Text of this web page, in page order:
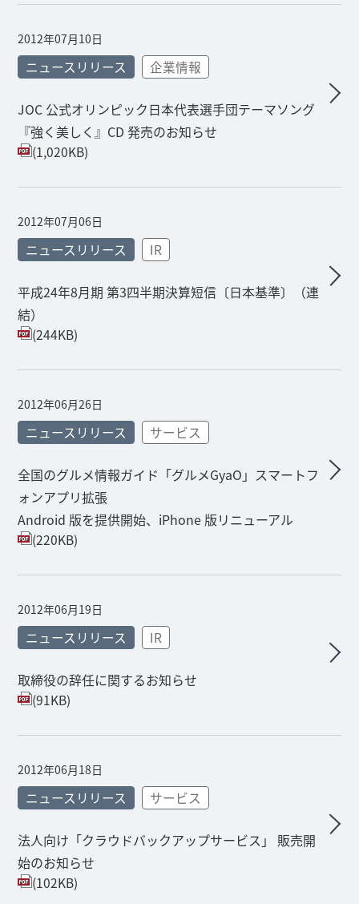
2012年07月10日
ニュースリリース 企業情報
JOC 公式オリンピック日本代表選手団テーマソング
『強く美しく』CD 発売のお知らせ
(1,020KB)
2012年07月06日
ニュースリリース IR
平成24年8月期 第3四半期決算短信〔日本基準〕（連
結）
(244KB)
2012年06月26日
ニュースリリース サービス
全国のグルメ情報ガイド「グルメGyaO」スマートフ
ォンアプリ拡張
Android 版を提供開始、iPhone 版リニューアル
(220KB)
2012年06月19日
ニュースリリース IR
取締役の辞任に関するお知らせ
(91KB)
2012年06月18日
ニュースリリース サービス
法人向け「クラウドバックアップサービス」 販売開
始のお知らせ
(102KB)